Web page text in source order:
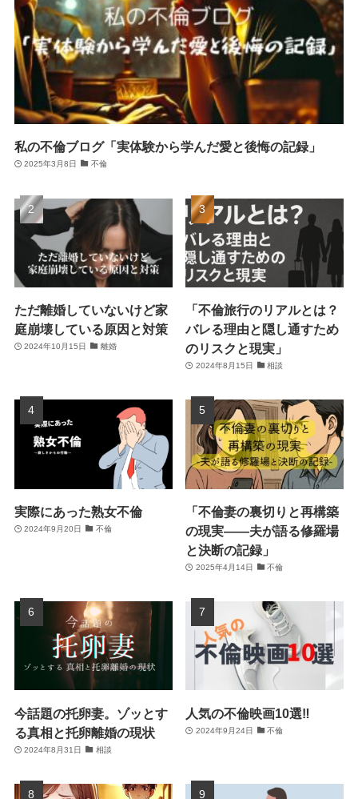
私の不倫ブログ「実体験から学んだ愛と後悔の記録」
2025年3月8日 不倫
ただ離婚していないけど家
庭崩壊している原因と対策
2024年10月15日 離婚
「不倫旅行のリアルとは？
バレる理由と隠し通すため
のリスクと現実」
2024年8月15日 相談
実際にあった熟女不倫
2024年9月20日 不倫
「不倫妻の裏切りと再構築
の現実――夫が語る修羅場
と決断の記録」
2025年4月14日 不倫
今話題の托卵妻。ゾッとす
る真相と托卵離婚の現状
2024年8月31日 相談
人気の不倫映画10選‼
2024年9月24日 不倫